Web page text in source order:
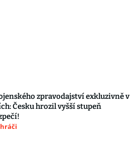
zpravodajství exkluzivně v
Česku hrozil vyšší stupeň